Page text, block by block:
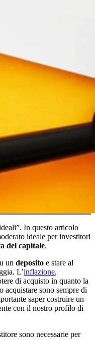
In questo articolo
ideale per investitori
del capitale.
un deposito e stare al
L’inflazione,
di acquisto in quanto la
sono sempre di
saper costruire un
con il nostro profilo di
sono necessarie per